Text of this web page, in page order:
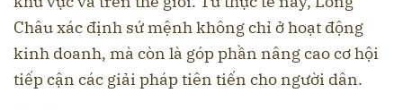
Châu xác định sứ mệnh không chỉ ở hoạt động
kinh doanh, mà còn là góp phần nâng cao cơ hội
tiếp cận các giải pháp tiên tiến cho người dân.